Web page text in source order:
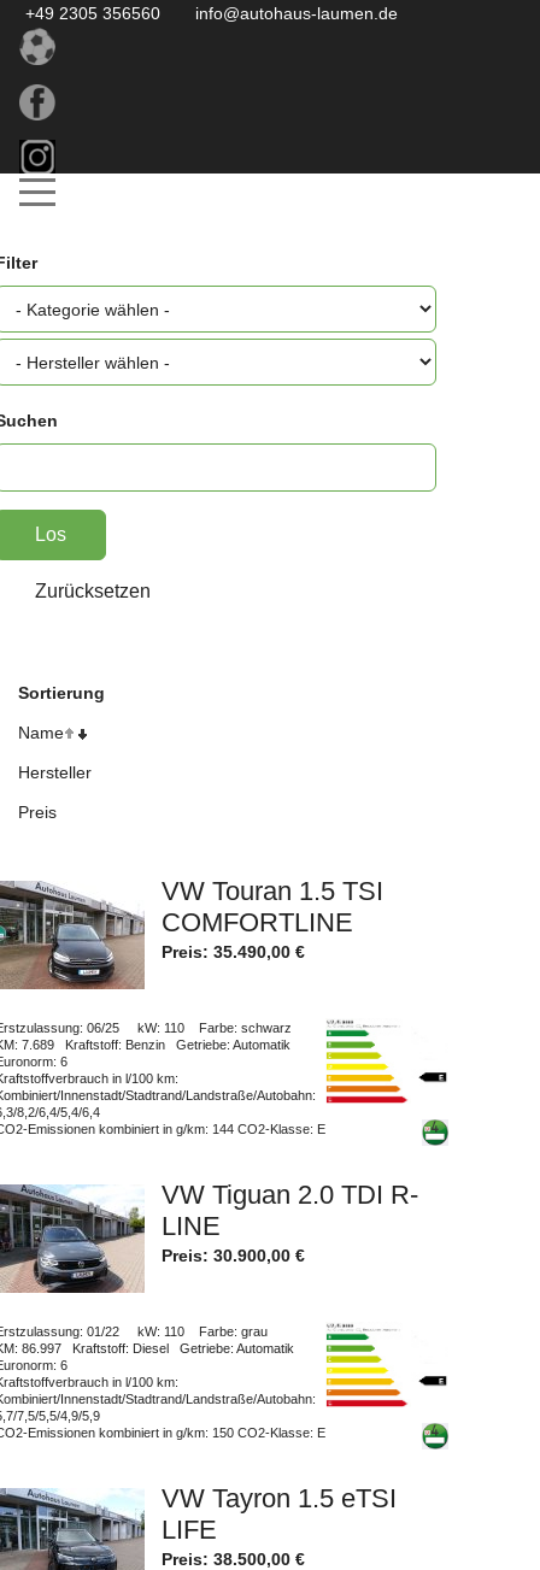
+49 2305 356560 info@autohaus-laumen.de
Sortierung
Name
Hersteller
Preis
VW Touran 1.5 TSI
COMFORTLINE
Preis:35.490,00 €
: 06/25 kW: 110 Farbe: schwarz
: 7.689 Kraftstoff: Benzin Getriebe: Automatik
: 6
in l/100 km:
Innenstadt/Stadtrand/Landstraße/Autobahn:
8,2/6,4/5,4/6,4
Emissionen kombiniert in g/km: 144 CO2-Klasse: E
VW Tiguan 2.0 TDI R-
LINE
Preis:30.900,00 €
: 01/22 kW: 110 Farbe: grau
: 86.997 Kraftstoff: Diesel Getriebe: Automatik
: 6
in l/100 km:
Innenstadt/Stadtrand/Landstraße/Autobahn:
7,5/5,5/4,9/5,9
Emissionen kombiniert in g/km: 150 CO2-Klasse: E
VW Tayron 1.5 eTSI
LIFE
Preis:38.500,00 €